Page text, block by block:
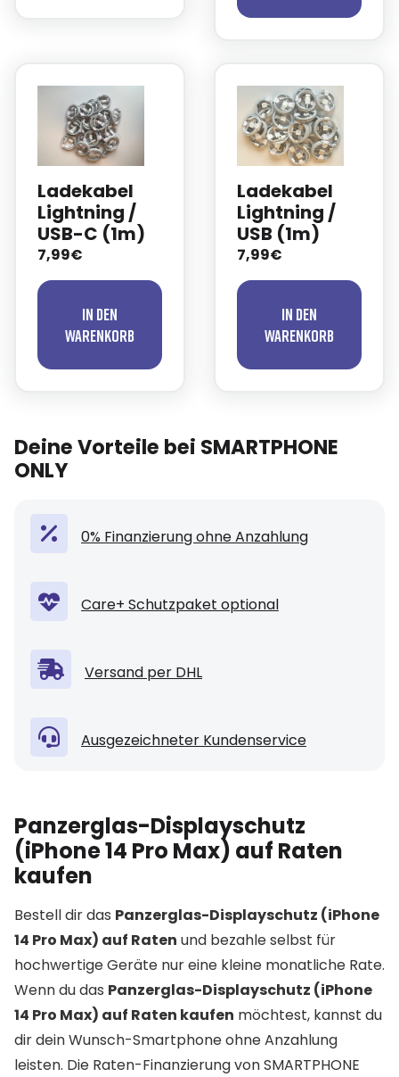
Ladekabel
Lightning /
USB-C (1m)
7,99€
In den
Warenkorb
Ladekabel
Lightning /
USB (1m)
7,99€
In den
Warenkorb
Deine Vorteile bei SMARTPHONE
ONLY
0% Finanzierung ohne Anzahlung
Care+ Schutzpaket optional
Versand per DHL
Ausgezeichneter Kundenservice
Panzerglas-Displayschutz
(iPhone 14 Pro Max) auf Raten
kaufen
Bestell dir das Panzerglas-Displayschutz (iPhone
14 Pro Max) auf Raten und bezahle selbst für
hochwertige Geräte nur eine kleine monatliche Rate.
Wenn du das Panzerglas-Displayschutz (iPhone
14 Pro Max) auf Raten kaufen möchtest, kannst du
dir dein Wunsch-Smartphone ohne Anzahlung
leisten. Die Raten-Finanzierung von SMARTPHONE